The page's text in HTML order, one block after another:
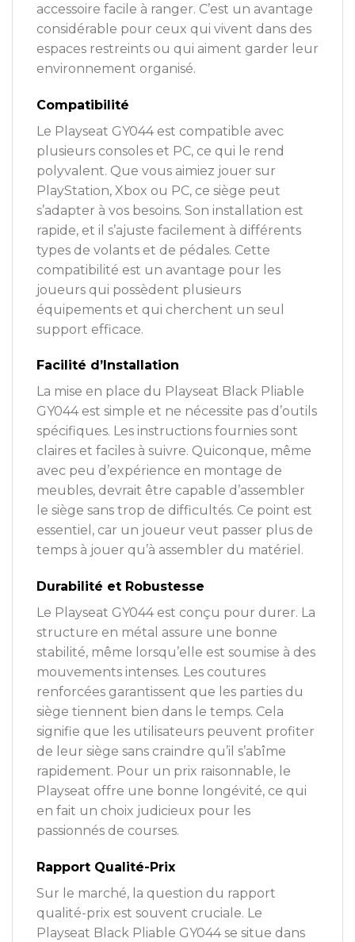
accessoire facile à ranger. C’est un avantage
considérable pour ceux qui vivent dans des
espaces restreints ou qui aiment garder leur
environnement organisé.
Compatibilité
Le Playseat GY044 est compatible avec
plusieurs consoles et PC, ce qui le rend
polyvalent. Que vous aimiez jouer sur
PlayStation, Xbox ou PC, ce siège peut
s’adapter à vos besoins. Son installation est
rapide, et il s’ajuste facilement à différents
types de volants et de pédales. Cette
compatibilité est un avantage pour les
joueurs qui possèdent plusieurs
équipements et qui cherchent un seul
support efficace.
Facilité d’Installation
La mise en place du Playseat Black Pliable
GY044 est simple et ne nécessite pas d’outils
spécifiques. Les instructions fournies sont
claires et faciles à suivre. Quiconque, même
avec peu d’expérience en montage de
meubles, devrait être capable d’assembler
le siège sans trop de difficultés. Ce point est
essentiel, car un joueur veut passer plus de
temps à jouer qu’à assembler du matériel.
Durabilité et Robustesse
Le Playseat GY044 est conçu pour durer. La
structure en métal assure une bonne
stabilité, même lorsqu’elle est soumise à des
mouvements intenses. Les coutures
renforcées garantissent que les parties du
siège tiennent bien dans le temps. Cela
signifie que les utilisateurs peuvent profiter
de leur siège sans craindre qu’il s’abîme
rapidement. Pour un prix raisonnable, le
Playseat offre une bonne longévité, ce qui
en fait un choix judicieux pour les
passionnés de courses.
Rapport Qualité-Prix
Sur le marché, la question du rapport
qualité-prix est souvent cruciale. Le
Playseat Black Pliable GY044 se situe dans